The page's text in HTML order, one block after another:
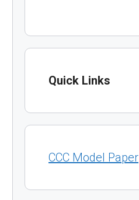
Quick Links
CCC Model Paper